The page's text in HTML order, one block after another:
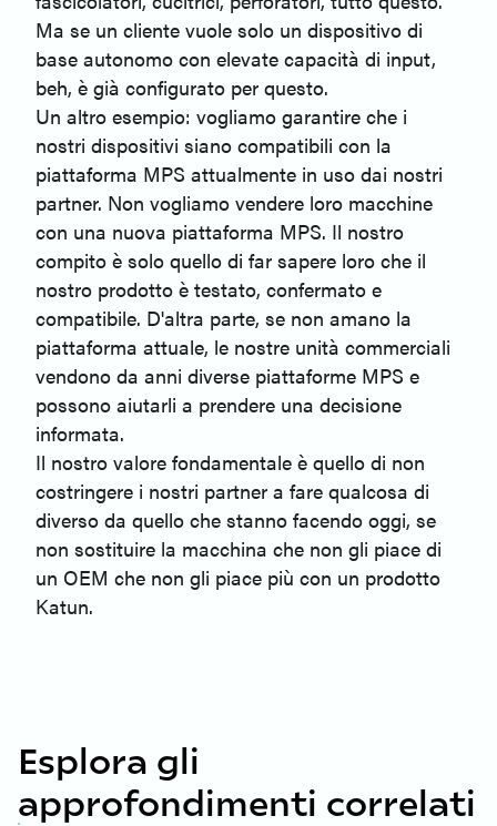
Ma se un cliente vuole solo un dispositivo di
base autonomo con elevate capacità di input,
beh, è già configurato per questo.
Un altro esempio: vogliamo garantire che i
nostri dispositivi siano compatibili con la
piattaforma MPS attualmente in uso dai nostri
partner. Non vogliamo vendere loro macchine
con una nuova piattaforma MPS. Il nostro
compito è solo quello di far sapere loro che il
nostro prodotto è testato, confermato e
compatibile. D'altra parte, se non amano la
piattaforma attuale, le nostre unità commerciali
vendono da anni diverse piattaforme MPS e
possono aiutarli a prendere una decisione
informata.
Il nostro valore fondamentale è quello di non
costringere i nostri partner a fare qualcosa di
diverso da quello che stanno facendo oggi, se
non sostituire la macchina che non gli piace di
un OEM che non gli piace più con un prodotto
Katun.
Esplora gli
approfondimenti correlati